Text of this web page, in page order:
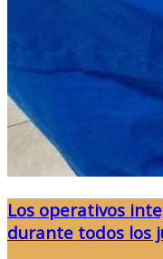
Los operativos
durante todos los